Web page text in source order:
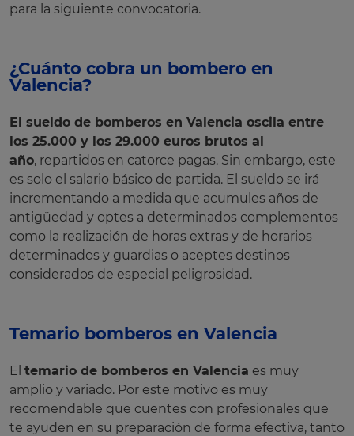
para la siguiente convocatoria.
¿Cuánto cobra un bombero en
Valencia?
El sueldo de bomberos en Valencia oscila entre
los 25.000 y los 29.000 euros brutos al
año, repartidos en catorce pagas. Sin embargo, este
es solo el salario básico de partida. El sueldo se irá
incrementando a medida que acumules años de
antigüedad y optes a determinados complementos
como la realización de horas extras y de horarios
determinados y guardias o aceptes destinos
considerados de especial peligrosidad.
Temario bomberos en Valencia
El temario de bomberos en Valencia es muy
amplio y variado. Por este motivo es muy
recomendable que cuentes con profesionales que
te ayuden en su preparación de forma efectiva, tanto